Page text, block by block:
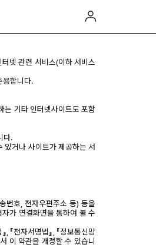
넷 관련 서비스(이하 서비스
용합니다.
는 기타 인터넷사이트도 포함
다.
있거나 사이트가 제공하는 서
번호, 전자우편주소 등) 등을
가 연결화면을 통하여 볼 수
『전자서명법』, 『정보통신망
이 약관을 개정할 수 있습니